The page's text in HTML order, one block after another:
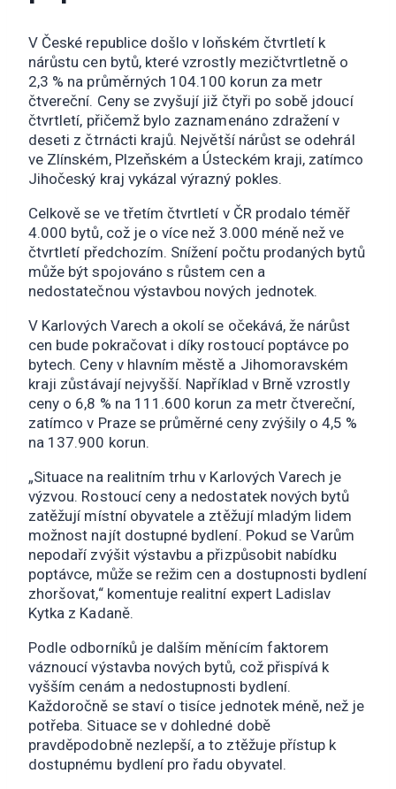
V České republice došlo v loňském čtvrtletí k
nárůstu cen bytů, které vzrostly mezičtvrtletně o
2,3 % na průměrných 104.100 korun za metr
čtvereční. Ceny se zvyšují již čtyři po sobě jdoucí
čtvrtletí, přičemž bylo zaznamenáno zdražení v
deseti z čtrnácti krajů. Největší nárůst se odehrál
ve Zlínském, Plzeňském a Ústeckém kraji, zatímco
Jihočeský kraj vykázal výrazný pokles.
Celkově se ve třetím čtvrtletí v ČR prodalo téměř
4.000 bytů, což je o více než 3.000 méně než ve
čtvrtletí předchozím. Snížení počtu prodaných bytů
může být spojováno s růstem cen a
nedostatečnou výstavbou nových jednotek.
V Karlových Varech a okolí se očekává, že nárůst
cen bude pokračovat i díky rostoucí poptávce po
bytech. Ceny v hlavním městě a Jihomoravském
kraji zůstávají nejvyšší. Například v Brně vzrostly
ceny o 6,8 % na 111.600 korun za metr čtvereční,
zatímco v Praze se průměrné ceny zvýšily o 4,5 %
na 137.900 korun.
„Situace na realitním trhu v Karlových Varech je
výzvou. Rostoucí ceny a nedostatek nových bytů
zatěžují místní obyvatele a ztěžují mladým lidem
možnost najít dostupné bydlení. Pokud se Varům
nepodaří zvýšit výstavbu a přizpůsobit nabídku
poptávce, může se režim cen a dostupnosti bydlení
zhoršovat,“ komentuje realitní expert Ladislav
Kytka z Kadaně.
Podle odborníků je dalším měnícím faktorem
váznoucí výstavba nových bytů, což přispívá k
vyšším cenám a nedostupnosti bydlení.
Každoročně se staví o tisíce jednotek méně, než je
potřeba. Situace se v dohledné době
pravděpodobně nezlepší, a to ztěžuje přístup k
dostupnému bydlení pro řadu obyvatel.